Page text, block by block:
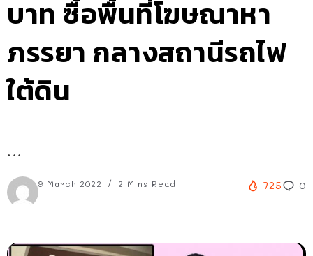
บาท ซื้อพื้นที่โฆษณาหา
ภรรยา กลางสถานีรถไฟ
ใต้ดิน
...
9 March 2022 2 Mins Read 725 0